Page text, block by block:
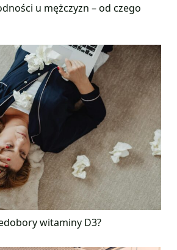
u mężczyzn – od czego
witaminy D3?